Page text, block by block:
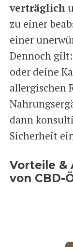
verträglich
zu einer
einer
Dennoch
oder deine
allergischen
dann
Sicherheit
Vorteile &
von CBD-